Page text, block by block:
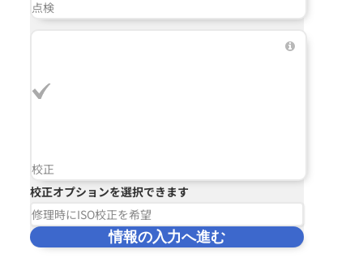
点検
校正
校正オプションを選択できます
修理時にISO校正を希望
情報の入力へ進む